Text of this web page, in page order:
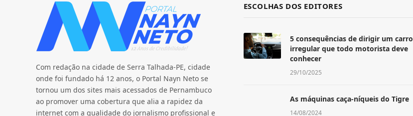
Com redação na cidade de Serra Talhada-PE, cidade
onde foi fundado há 12 anos, o Portal Nayn Neto se
tornou um dos sites mais acessados de Pernambuco
ao promover uma cobertura que alia a rapidez da
internet com a qualidade do jornalismo profissional e
ESCOLHAS DOS EDITORES
5 consequências de dirigir um carro
irregular que todo motorista deve
conhecer
29/10/2025
As máquinas caça-níqueis do Tigre
14/08/2024